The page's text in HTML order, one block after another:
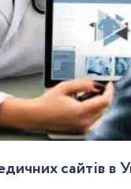
сайтів в